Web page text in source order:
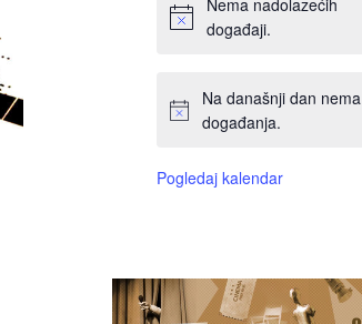
Nema nadolazećih
događaji.
Na današnji dan nema
događanja.
Pogledaj kalendar